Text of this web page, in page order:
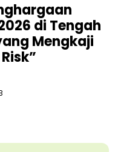
di Tengah
Mengkaji